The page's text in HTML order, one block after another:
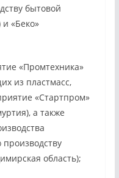
бытовой
и «Беко»
«Промтехника»
из пластмасс,
«Стартпром»
а также
область);